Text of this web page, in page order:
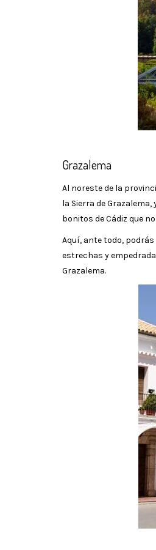
Grazalema
Al noreste de la
la Sierra de
bonitos de Cádiz que
Aquí, ante todo,
estrechas y
Grazalema.